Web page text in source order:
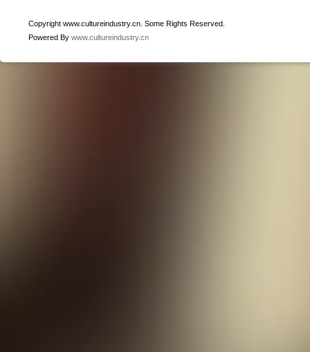
Copyright www.cultureindustry.cn. Some Rights Reserved.
Powered By www.cultureindustry.cn